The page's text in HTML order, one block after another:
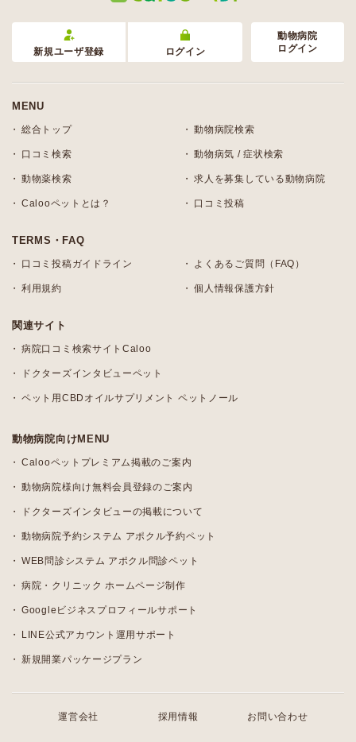
新規ユーザ登録 ログイン
動物病院
ログイン
MENU
総合トップ 動物病院検索
口コミ検索 動物病気 / 症状検索
動物薬検索 求人を募集している動物病院
Calooペットとは？ 口コミ投稿
TERMS・FAQ
口コミ投稿ガイドライン よくあるご質問（FAQ）
利用規約 個人情報保護方針
関連サイト
病院口コミ検索サイトCaloo
ドクターズインタビューペット
ペット用CBDオイルサプリメント ペットノール
動物病院向けMENU
Calooペットプレミアム掲載のご案内
動物病院様向け無料会員登録のご案内
ドクターズインタビューの掲載について
動物病院予約システム アポクル予約ペット
WEB問診システム アポクル問診ペット
病院・クリニック ホームページ制作
Googleビジネスプロフィールサポート
LINE公式アカウント運用サポート
新規開業パッケージプラン
運営会社 採用情報 お問い合わせ